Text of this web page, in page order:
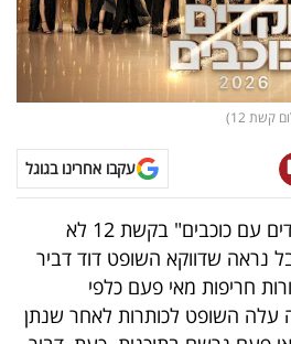
עקבו אחרינו בגוגל
העונה החדשה של "רוקדים עם כוכבים" בקשת 12 לא
נראה שדווקא השופט דוד דביר
חריפות מאי פעם כלפי
עלה השופט לכותרות לאחר שנתן